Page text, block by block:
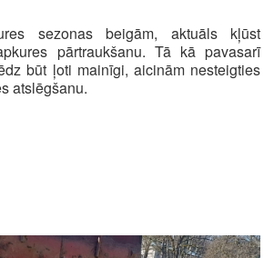
sezonas beigām, aktuāls kļūst
pārtraukšanu. Tā kā pavasarī
būt ļoti mainīgi, aicinām nesteigties
atslēgšanu.